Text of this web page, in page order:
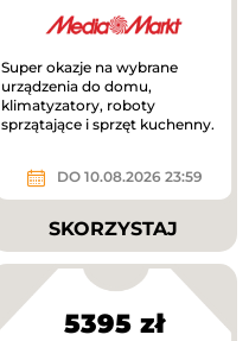
Super okazje na wybrane
urządzenia do domu,
klimatyzatory, roboty
sprzątające i sprzęt kuchenny.
DO 10.08.2026 23:59
SKORZYSTAJ
5395 zł